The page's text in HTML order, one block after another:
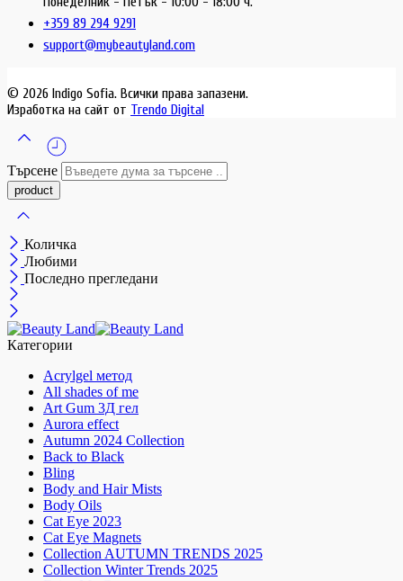
+359 89 294 9291
support@mybeautyland.com
© 2026 Indigo Sofia. Всички права запазени.
Изработка на сайт от Trendo Digital
Търсене
Количка
Любими
Последно прегледани
Категории
Acrylgel метод
All shades of me
Art Gum 3Д гел
Aurora effect
Autumn 2024 Collection
Back to Black
Bling
Body and Hair Mists
Body Oils
Cat Eye 2023
Cat Eye Magnets
Collection AUTUMN TRENDS 2025
Collection Winter Trends 2025